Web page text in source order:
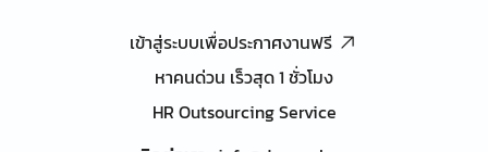
เข้าสู่ระบบเพื่อประกาศงานฟรี
หาคนด่วน เร็วสุด 1 ชั่วโมง
HR Outsourcing Service